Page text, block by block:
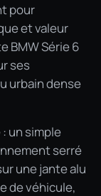
pour
et valeur
BMW Série 6
ses
urbain dense
un simple
serré
une jante alu
de véhicule,